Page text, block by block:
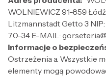
WOLNIEWICZ 91-859
Litzmannstadt Getto 3
70-34 E-MAIL:
Informacje o
Ostrzeżenia a. Wszystkie
elementy mogą